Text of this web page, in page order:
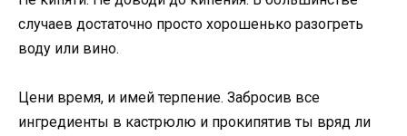
случаев достаточно просто хорошенько разогреть
воду или вино.
Цени время, и имей терпение. Забросив все
ингредиенты в кастрюлю и прокипятив ты вряд ли